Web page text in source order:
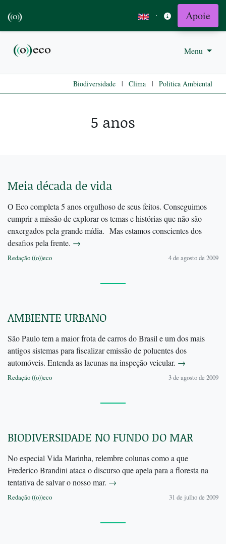
· Apoie
Menu
Biodiversidade | Clima | Politica Ambiental
5 anos
Meia década de vida
O Eco completa 5 anos orgulhoso de seus feitos. Conseguimos
cumprir a missão de explorar os temas e histórias que não são
enxergados pela grande mídia. Mas estamos conscientes dos
desafios pela frente. →
Redação ((o))eco 4 de agosto de 2009
AMBIENTE URBANO
São Paulo tem a maior frota de carros do Brasil e um dos mais
antigos sistemas para fiscalizar emissão de poluentes dos
automóveis. Entenda as lacunas na inspeção veicular. →
Redação ((o))eco 3 de agosto de 2009
BIODIVERSIDADE NO FUNDO DO MAR
No especial Vida Marinha, relembre colunas como a que
Frederico Brandini ataca o discurso que apela para a floresta na
tentativa de salvar o nosso mar. →
Redação ((o))eco 31 de julho de 2009